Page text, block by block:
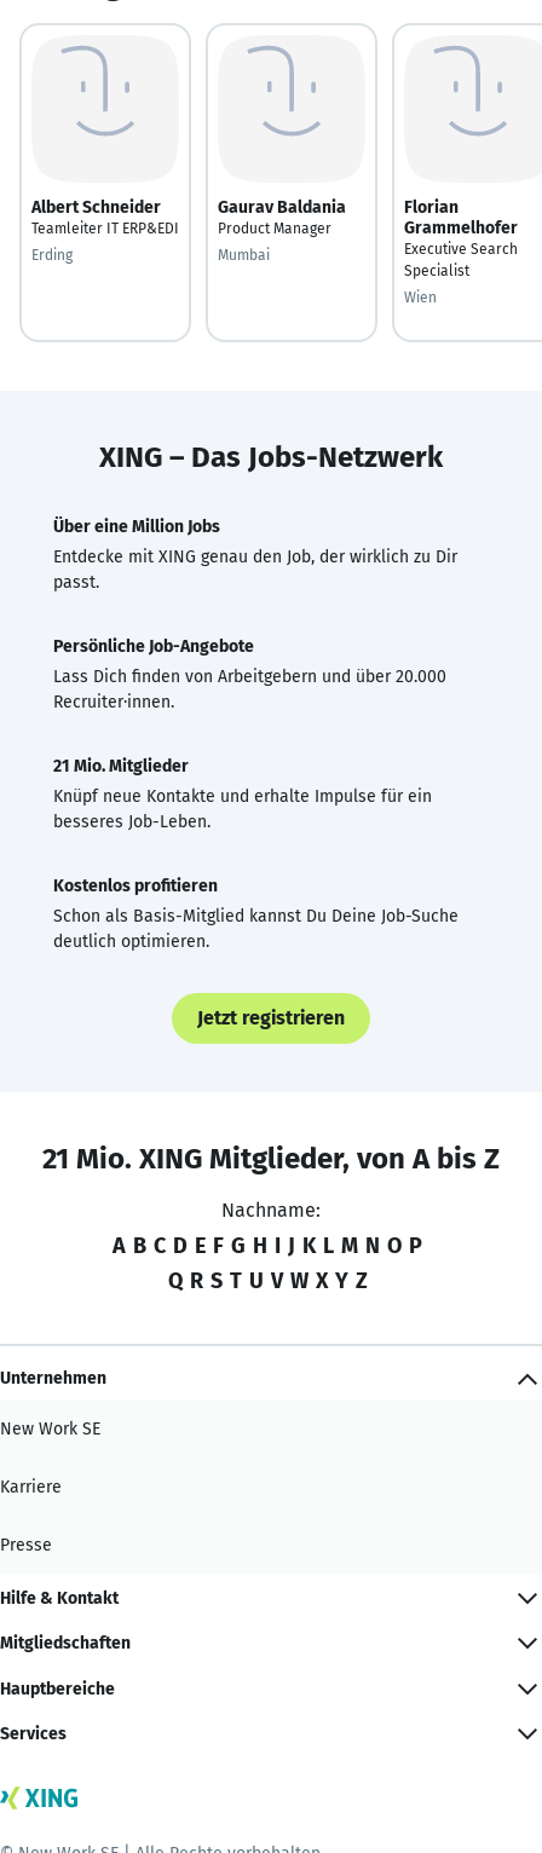
Albert Schneider
Teamleiter IT ERP&EDI
Erding
Gaurav Baldania
Product Manager
Mumbai
Florian
Grammelhofer
Executive Search
Specialist
Wien
XING – Das Jobs-Netzwerk
Über eine Million Jobs
Entdecke mit XING genau den Job, der wirklich zu Dir
passt.
Persönliche Job-Angebote
Lass Dich finden von Arbeitgebern und über 20.000
Recruiter·innen.
21 Mio. Mitglieder
Knüpf neue Kontakte und erhalte Impulse für ein
besseres Job-Leben.
Kostenlos profitieren
Schon als Basis-Mitglied kannst Du Deine Job-Suche
deutlich optimieren.
Jetzt registrieren
21 Mio. XING Mitglieder, von A bis Z
Nachname:
A B C D E F G H I J K L M N O P
Q R S T U V W X Y Z
Unternehmen
New Work SE
Karriere
Presse
Hilfe & Kontakt
Mitgliedschaften
Hauptbereiche
Services